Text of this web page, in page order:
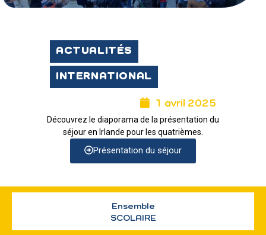
ACTUALITÉS
INTERNATIONAL
1 avril 2025
Découvrez le diaporama de la présentation du
séjour en Irlande pour les quatrièmes.
Présentation du séjour
Ensemble
SCOLAIRE